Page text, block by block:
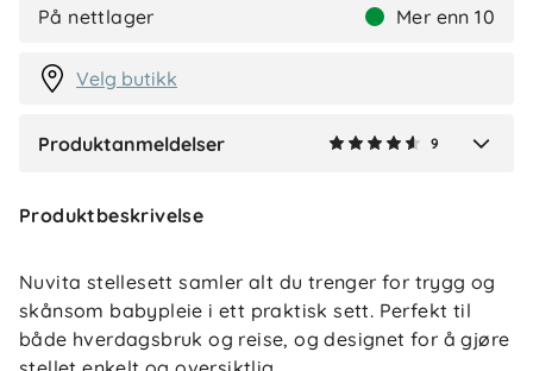
På nettlager Mer enn 10
Velg butikk
Produktanmeldelser 9
Produktbeskrivelse
Nuvita stellesett samler alt du trenger for trygg og
skånsom babypleie i ett praktisk sett. Perfekt til
både hverdagsbruk og reise, og designet for å gjøre